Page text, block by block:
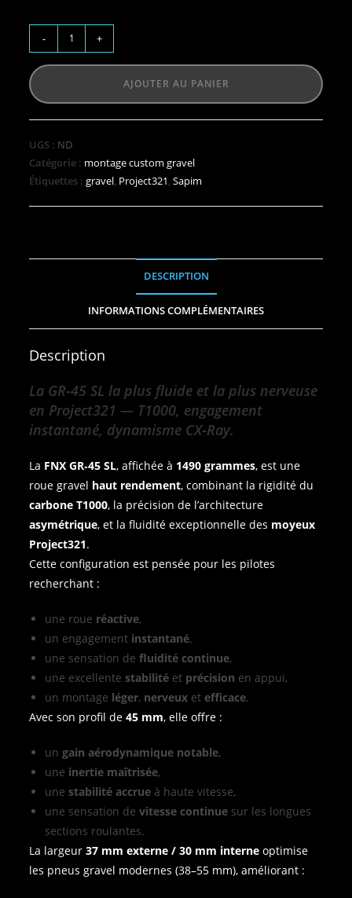
- +
AJOUTER AU PANIER
UGS : ND
Catégorie : montage custom gravel
Étiquettes :gravel Project321 ,Sapim
DESCRIPTION
INFORMATIONS COMPLÉMENTAIRES
Description
La GR‑45 SL la plus fluide et la plus nerveuse
en Project321 — T1000, engagement
instantané, dynamisme CX‑Ray.
La FNX GR‑45 SL, affichée à 1490 grammes, est une
roue gravel haut rendement, combinant la rigidité du
carbone T1000, la précision de l’architecture
asymétrique, et la fluidité exceptionnelle des moyeux
Project321.
Cette configuration est pensée pour les pilotes
recherchant :
une roue réactive,
un engagement instantané,
une sensation defluidité continue,
une excellentestabilité et précision en appui,
un montage léger, nerveux etefficace.
Avec son profil de45 mm, elle offre :
ungain aérodynamique notable,
une inertie maîtrisée,
unestabilité accrue à haute vitesse,
une sensation devitesse continue sur les longues
sections roulantes.
La largeur37 mm externe / 30 mm interne optimise
les pneus gravel modernes (38–55 mm), améliorant :